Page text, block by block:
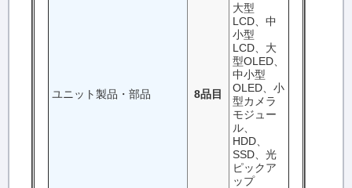
ユニット製品・部品 8品目
大型
LCD、中
小型
LCD、大
型OLED、
中小型
OLED、小
型カメラ
モジュー
ル、
HDD、
SSD、光
ピックア
ップ